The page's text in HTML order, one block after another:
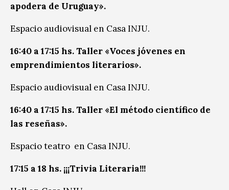
apodera de Uruguay».
Espacio audiovisual en Casa INJU.
16:40 a 17:15 hs. Taller «Voces jóvenes en
emprendimientos literarios».
Espacio audiovisual en Casa INJU.
16:40 a 17:15 hs. Taller «El método científico de
las reseñas».
Espacio teatro en Casa INJU.
17:15 a 18 hs. ¡¡¡Trivia Literaria!!!